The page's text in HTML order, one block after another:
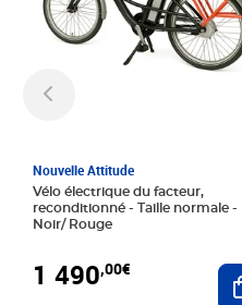
Nouvelle Attitude
Vélo électrique du facteur,
reconditionné - Taille normale -
Noir/ Rouge
1 490,00€